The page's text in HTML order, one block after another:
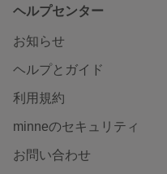
ヘルプセンター
お知らせ
ヘルプとガイド
利用規約
minneのセキュリティ
お問い合わせ